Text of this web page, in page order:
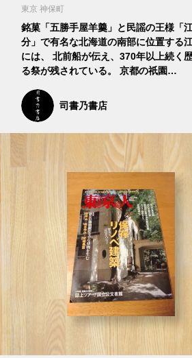
東京 神保町
銘菓「五勝手屋羊羹」と民謡の王様「
分」で有名な北海道の南部に位置する
には、 北前船が伝え、370年以上続く
る祭が残されている。 京都の祇園…
司書乃書店